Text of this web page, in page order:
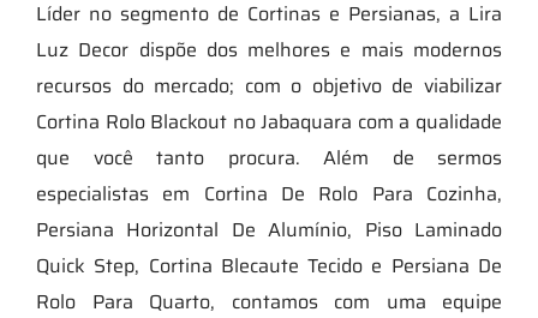
Líder no segmento de Cortinas e Persianas, a Lira
Luz Decor dispõe dos melhores e mais modernos
recursos do mercado; com o objetivo de viabilizar
Cortina Rolo Blackout no Jabaquara com a qualidade
que você tanto procura. Além de sermos
especialistas em Cortina De Rolo Para Cozinha,
Persiana Horizontal De Alumínio, Piso Laminado
Quick Step, Cortina Blecaute Tecido e Persiana De
Rolo Para Quarto, contamos com uma equipe